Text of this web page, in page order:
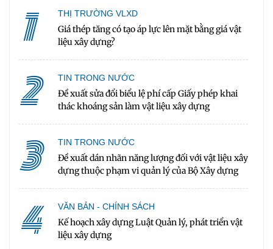
1 THỊ TRƯỜNG VLXD
Giá thép tăng có tạo áp lực lên mặt bằng giá vật
liệu xây dựng?
2 TIN TRONG NƯỚC
Đề xuất sửa đổi biểu lệ phí cấp Giấy phép khai
thác khoáng sản làm vật liệu xây dựng
3 TIN TRONG NƯỚC
Đề xuất dán nhãn năng lượng đối với vật liệu xây
dựng thuộc phạm vi quản lý của Bộ Xây dựng
4 VĂN BẢN - CHÍNH SÁCH
Kế hoạch xây dựng Luật Quản lý, phát triển vật
liệu xây dựng